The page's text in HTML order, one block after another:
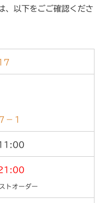
、以下をごご確認くださ
－１
トオーダー